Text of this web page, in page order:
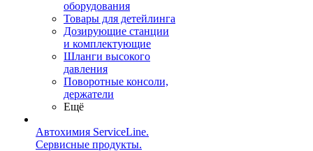
оборудования
Товары для детейлинга
Дозирующие станции
и комплектующие
Шланги высокого
давления
Поворотные консоли,
держатели
Ещё
Автохимия ServiceLine.
Сервисные продукты.